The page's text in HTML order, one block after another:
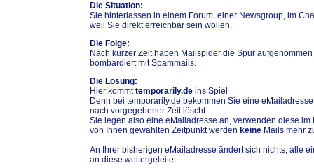
Die Situation:
Sie hinterlassen in einem Forum, einer Newsgroup, im
weil Sie direkt erreichbar sein wollen.
Die Folge:
Nach kurzer Zeit haben Mailspider die Spur
bombardiert mit Spammails.
Die Lösung:
Hier kommttemporarily.de ins Spiel
Denn bei temporarily.de bekommen Sie eine
nach vorgegebener Zeit löscht.
Sie legen also eine eMailadresse an, verwenden diese im
von Ihnen gewählten Zeitpunkt werden keine Mails mehr
An Ihrer bisherigen eMailadresse ändert sich nichts, alle
an diese weitergeleitet.